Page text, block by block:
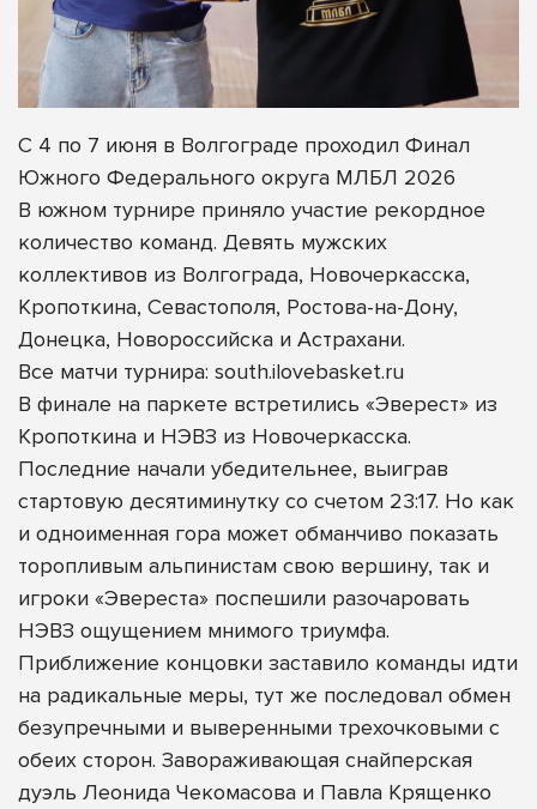
С 4 по 7 июня в Волгограде проходил Финал
Южного Федерального округа МЛБЛ 2026
В южном турнире приняло участие рекордное
количество команд. Девять мужских
коллективов из Волгограда, Новочеркасска,
Кропоткина, Севастополя, Ростова-на-Дону,
Донецка, Новороссийска и Астрахани.
Все матчи турнира: south.ilovebasket.ru
В финале на паркете встретились «Эверест» из
Кропоткина и НЭВЗ из Новочеркасска.
Последние начали убедительнее, выиграв
стартовую десятиминутку со счетом 23:17. Но как
и одноименная гора может обманчиво показать
торопливым альпинистам свою вершину, так и
игроки «Эвереста» поспешили разочаровать
НЭВЗ ощущением мнимого триумфа.
Приближение концовки заставило команды идти
на радикальные меры, тут же последовал обмен
безупречными и выверенными трехочковыми с
обеих сторон. Завораживающая снайперская
дуэль Леонида Чекомасова и Павла Крященко